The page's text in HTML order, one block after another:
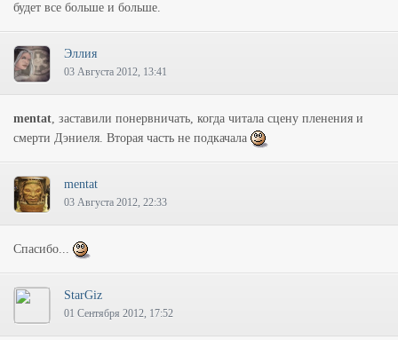
будет все больше и больше.
Эллия
03 Августа 2012, 13:41
mentat, заставили понервничать, когда читала сцену пленения и
смерти Дэниеля. Вторая часть не подкачала
mentat
03 Августа 2012, 22:33
Спасибо...
StarGiz
01 Сентября 2012, 17:52